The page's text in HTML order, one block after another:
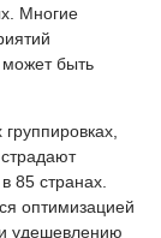
Многие
быть
85 странах.
оптимизацией
удешевлению